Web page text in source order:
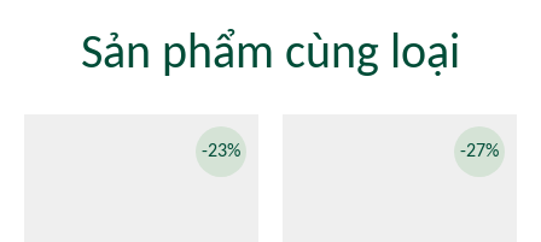
Sản phẩm cùng loại
-23% -27%